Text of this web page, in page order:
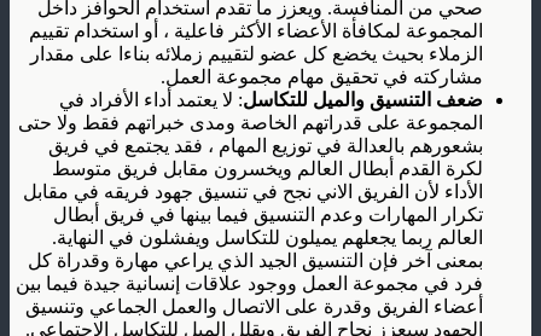
صحي من المنافسة. ويعزز ما تقدم استخدام الحوافز داخل
المجموعة لمكافأة الأعضاء الأكثر فاعلية ، أو استخدام تقييم
الزملاء بحيث يخضع كل عضو لتقييم زملائه بناءا على مقدار
مشاركته في تحقيق مهام مجموعة العمل.
ضعف التنسيق والميل للتكاسل: لا يعتمد أداء الأفراد في
المجموعة على قدراتهم الخاصة ومدى خبراتهم فقط ولا حتى
بشعورهم بالعدالة في توزيع المهام ، فقد يجتمع في فريق
لكرة القدم أبطال العالم ويخسرون مقابل فريق متوسط
الأداء لأن الفريق الاني نجح في تنسيق جهود فريقه في مقابل
تكرار المهارات وعدم التنسيق فيما بينها في فريق أبطال
العالم ربما يجعلهم يميلون للتكاسل ويفشلون في النهاية.
بمعنى آخر فإن التنسيق الجيد الذي يراعي مهارة وقدراة كل
فرد في مجموعة العمل ووجود علاقات إنسانية جيدة فيما بين
أعضاء الفريق وقدرة على الاتصال والعمل الجماعي وتنسيق
الجهود سيعزز نجاح الفريق ويقلل الميل للتكاسل الاجتماعي.